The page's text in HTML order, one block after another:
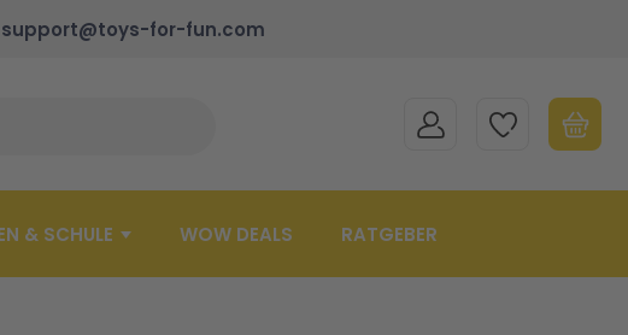
support@toys-for-fun.com
MEIN KONTOMEINE WUNSCHLISTE
& SCHULE WOW DEALS RATGEBER